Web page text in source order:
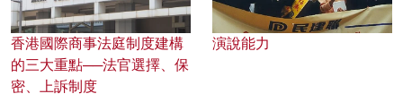
香港國際商事法庭制度建構
的三大重點──法官選擇、保
密、上訴制度
演說能力